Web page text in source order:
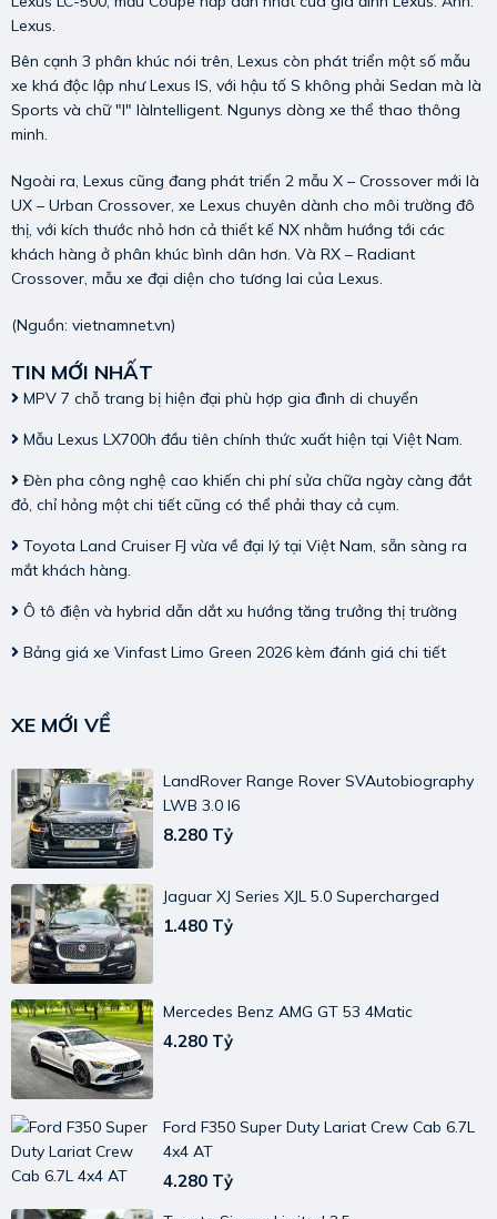
Lexus.
Bên cạnh 3 phân khúc nói trên, Lexus còn phát triển một số mẫu
xe khá độc lập như Lexus IS, với hậu tố S không phải Sedan mà là
Sports và chữ "I" làIntelligent. Ngunys dòng xe thể thao thông
minh.
Ngoài ra, Lexus cũng đang phát triển 2 mẫu X – Crossover mới là
UX – Urban Crossover, xe Lexus chuyên dành cho môi trường đô
thị, với kích thước nhỏ hơn cả thiết kế NX nhằm hướng tới các
khách hàng ở phân khúc bình dân hơn. Và RX – Radiant
Crossover, mẫu xe đại diện cho tương lai của Lexus.
(Nguồn: vietnamnet.vn)
TIN MỚI NHẤT
MPV 7 chỗ trang bị hiện đại phù hợp gia đình di chuyển
Mẫu Lexus LX700h đầu tiên chính thức xuất hiện tại Việt Nam.
Đèn pha công nghệ cao khiến chi phí sửa chữa ngày càng đắt
đỏ, chỉ hỏng một chi tiết cũng có thể phải thay cả cụm.
Toyota Land Cruiser FJ vừa về đại lý tại Việt Nam, sẵn sàng ra
mắt khách hàng.
Ô tô điện và hybrid dẫn dắt xu hướng tăng trưởng thị trường
Bảng giá xe Vinfast Limo Green 2026 kèm đánh giá chi tiết
XE MỚI VỀ
LandRover Range Rover SVAutobiography
LWB 3.0 I6
8.280 Tỷ
Jaguar XJ Series XJL 5.0 Supercharged
1.480 Tỷ
Mercedes Benz AMG GT 53 4Matic
4.280 Tỷ
Ford F350 Super Duty Lariat Crew Cab 6.7L
4x4 AT
4.280 Tỷ